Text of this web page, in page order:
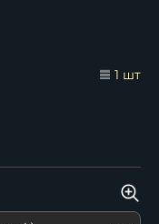
1 шт